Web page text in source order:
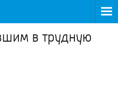
в трудную